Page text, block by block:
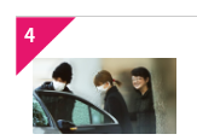
4